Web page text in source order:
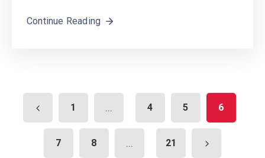
Continue Reading
1 ... 4 5 6
7 8 ... 21